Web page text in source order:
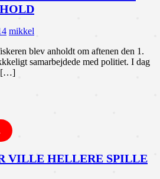
mikkel
blev anholdt om aftenen den 1.
samarbejdede med politiet. I dag
[…]
VILLE HELLERE SPILLE